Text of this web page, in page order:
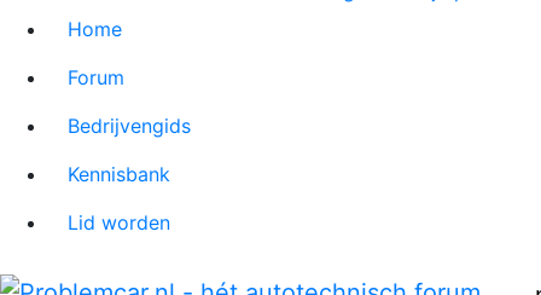
Home
Forum
Bedrijvengids
Kennisbank
Lid worden